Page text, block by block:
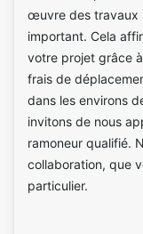
œuvre des travaux
important. Cela
votre projet grâce
frais de
dans les environs
invitons de nous
ramoneur qualifié.
collaboration, que
particulier.